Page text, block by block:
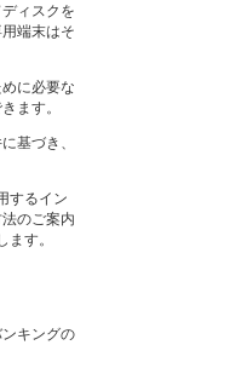
ィスクを
端末はそ
に必要な
ます。
基づき、
するイン
のご案内
す。
キングの